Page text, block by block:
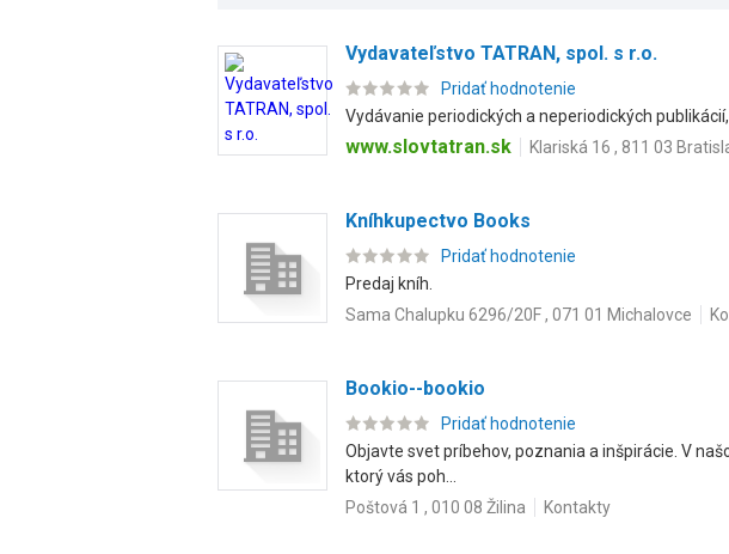
Vydavateľstvo TATRAN, spol. s r.o.
Pridať hodnotenie
Vydávanie periodických a neperiodických
www.slovtatran.sk Klariská 16 , 811 03
Kníhkupectvo Books
Pridať hodnotenie
Predaj kníh.
Sama Chalupku 6296/20F , 071 01 Michalovce
Bookio--bookio
Pridať hodnotenie
Objavte svet príbehov, poznania a inšpirácie. V
ktorý vás poh...
Poštová 1 , 010 08 Žilina
Kontakty